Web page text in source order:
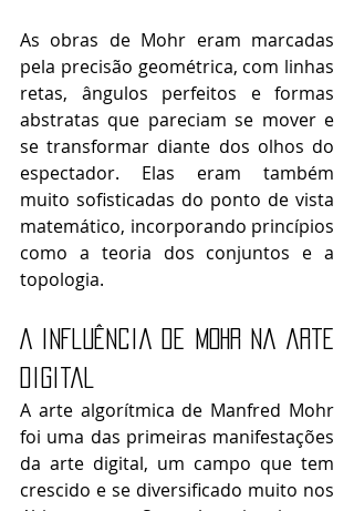
As obras de Mohr eram marcadas
pela precisão geométrica, com linhas
retas, ângulos perfeitos e formas
abstratas que pareciam se mover e
se transformar diante dos olhos do
espectador. Elas eram também
muito sofisticadas do ponto de vista
matemático, incorporando princípios
como a teoria dos conjuntos e a
topologia.
A influência de Mohr na arte
digital
A arte algorítmica de Manfred Mohr
foi uma das primeiras manifestações
da arte digital, um campo que tem
crescido e se diversificado muito nos